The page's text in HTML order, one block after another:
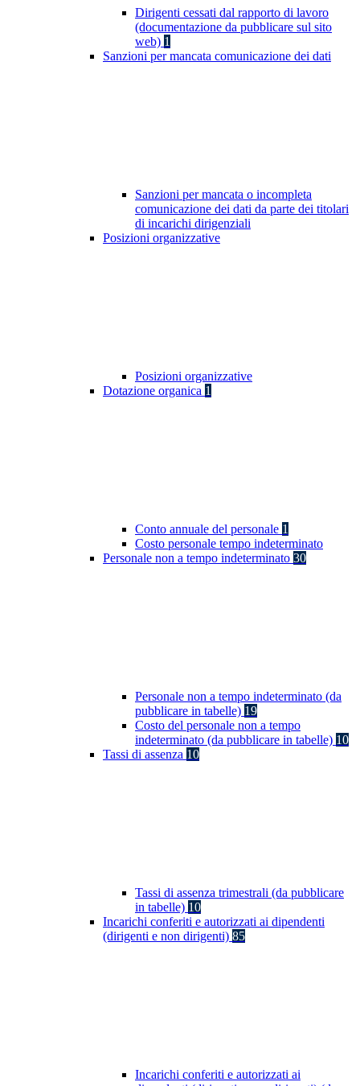
Dirigenti cessati dal rapporto di lavoro
(documentazione da pubblicare sul sito
web) 1
Sanzioni per mancata comunicazione dei dati
Sanzioni per mancata o incompleta
comunicazione dei dati da parte dei titolari
di incarichi dirigenziali
Posizioni organizzative
Posizioni organizzative
Dotazione organica 1
Conto annuale del personale 1
Costo personale tempo indeterminato
Personale non a tempo indeterminato 30
Personale non a tempo indeterminato (da
pubblicare in tabelle) 19
Costo del personale non a tempo
indeterminato (da pubblicare in tabelle) 10
Tassi di assenza 10
Tassi di assenza trimestrali (da pubblicare
in tabelle) 10
Incarichi conferiti e autorizzati ai dipendenti
(dirigenti e non dirigenti) 85
Incarichi conferiti e autorizzati ai